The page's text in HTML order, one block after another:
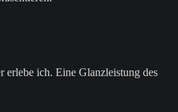
erlebe ich. Eine Glanzleistung des